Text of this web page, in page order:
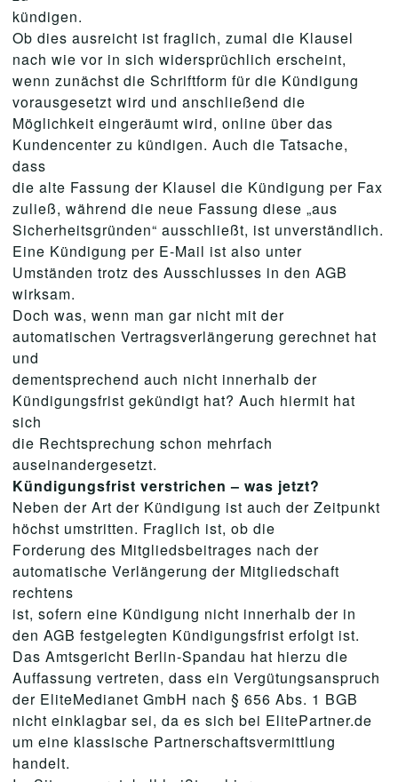
kündigen.
Ob dies ausreicht ist fraglich, zumal die Klausel
nach wie vor in sich widersprüchlich erscheint,
wenn zunächst die Schriftform für die Kündigung
vorausgesetzt wird und anschließend die
Möglichkeit eingeräumt wird, online über das
Kundencenter zu kündigen. Auch die Tatsache,
dass
die alte Fassung der Klausel die Kündigung per Fax
zuließ, während die neue Fassung diese „aus
Sicherheitsgründen“ ausschließt, ist unverständlich.
Eine Kündigung per E-Mail ist also unter
Umständen trotz des Ausschlusses in den AGB
wirksam.
Doch was, wenn man gar nicht mit der
automatischen Vertragsverlängerung gerechnet hat
und
dementsprechend auch nicht innerhalb der
Kündigungsfrist gekündigt hat? Auch hiermit hat
sich
die Rechtsprechung schon mehrfach
auseinandergesetzt.
Kündigungsfrist verstrichen – was jetzt?
Neben der Art der Kündigung ist auch der Zeitpunkt
höchst umstritten. Fraglich ist, ob die
Forderung des Mitgliedsbeitrages nach der
automatische Verlängerung der Mitgliedschaft
rechtens
ist, sofern eine Kündigung nicht innerhalb der in
den AGB festgelegten Kündigungsfrist erfolgt ist.
Das Amtsgericht Berlin-Spandau hat hierzu die
Auffassung vertreten, dass ein Vergütungsanspruch
der EliteMedianet GmbH nach § 656 Abs. 1 BGB
nicht einklagbar sei, da es sich bei ElitePartner.de
um eine klassische Partnerschaftsvermittlung
handelt.